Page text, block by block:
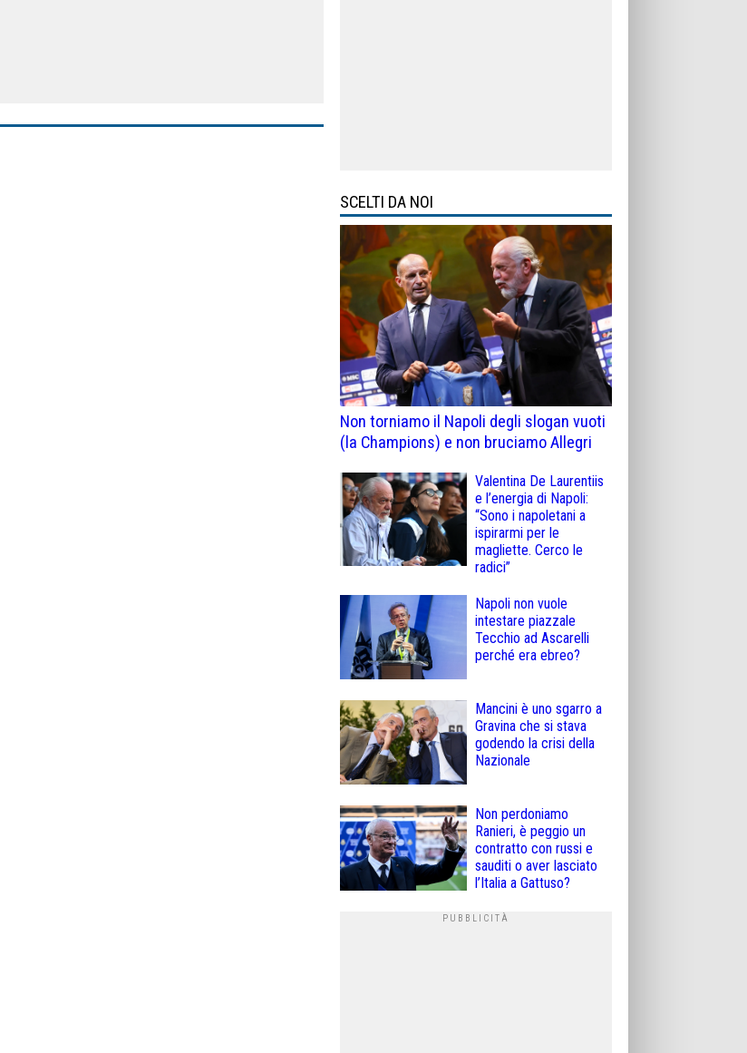
SCELTI DA NOI
Non torniamo il Napoli degli slogan vuoti
(la Champions) e non bruciamo Allegri
Valentina De Laurentiis
e l’energia di Napoli:
“Sono i napoletani a
ispirarmi per le
magliette. Cerco le
radici”
Napoli non vuole
intestare piazzale
Tecchio ad Ascarelli
perché era ebreo?
Mancini è uno sgarro a
Gravina che si stava
godendo la crisi della
Nazionale
Non perdoniamo
Ranieri, è peggio un
contratto con russi e
sauditi o aver lasciato
l’Italia a Gattuso?